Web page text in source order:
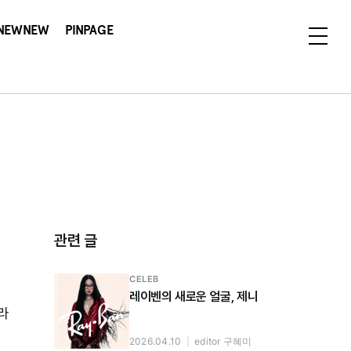
PINPAGE
관련 글
CELEB
레이벤의 새로운 얼굴, 제니
2026.04.10 editor 구혜미